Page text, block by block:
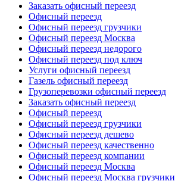
Заказать офисный переезд
Офисный переезд
Офисный переезд грузчики
Офисный переезд Москва
Офисный переезд недорого
Офисный переезд под ключ
Услуги офисный переезд
Газель офисный переезд
Грузоперевозки офисный переезд
Заказать офисный переезд
Офисный переезд
Офисный переезд грузчики
Офисный переезд дешево
Офисный переезд качественно
Офисный переезд компании
Офисный переезд Москва
Офисный переезд Москва грузчики